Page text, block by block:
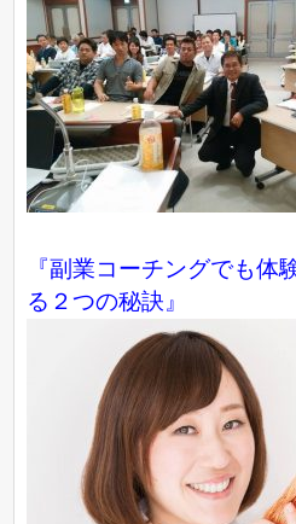
『副業コーチングでも体
る２つの秘訣』